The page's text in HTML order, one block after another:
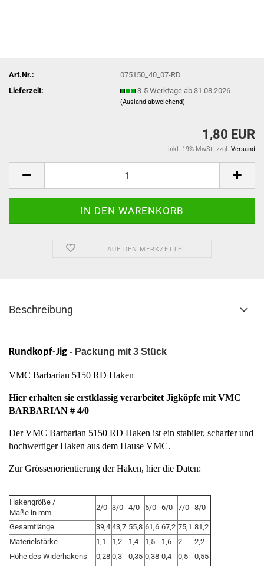
Art.Nr.:
075150_40_07-RD
Lieferzeit:
3-5 Werktage ab 31.08.2026
(Ausland abweichend)
1,80 EUR
inkl. 19% MwSt. zzgl. Versand
AUF DEN MERKZETTEL
Beschreibung
Rundkopf-Jig - Packung mit 3 Stück
VMC Barbarian 5150 RD Haken
Hier erhalten sie erstklassig verarbeitet Jigköpfe mit VMC
BARBARIAN # 4/0
Der VMC Barbarian 5150 RD Haken ist ein stabiler, scharfer und
hochwertiger Haken aus dem Hause VMC.
Zur Grössenorientierung der Haken, hier die Daten:
Hakengröße /
Maße in mm
2/0 3/0 4/0 5/0 6/0 7/0 8/0
Gesamtlänge 39,4 43,7 55,8 61,6 67,2 75,1 81,2
Materielstärke
1,1 1,2 1,4 1,5 1,6 2
2,2
Höhe des Widerhakens
0,28 0,3 0,35 0,38 0,4 0,5
0,55